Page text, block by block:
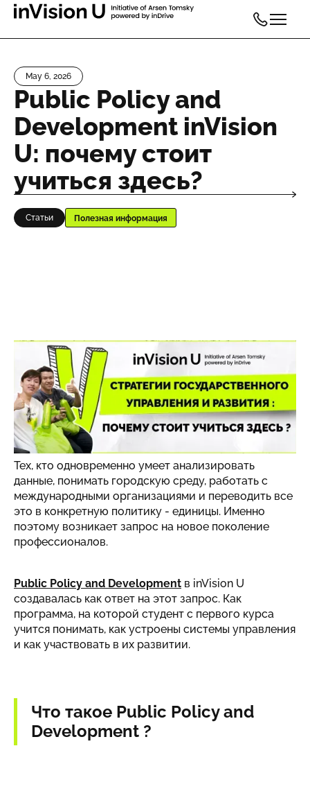
May 6, 2026
Public Policy and
Development inVision
U: почему стоит
учиться здесь?
Статьи Полезная информация
В Казахстане активно развивается система
государственного управления. Каждый год
появляются новые стратегии, программы развития,
концепции городского планирования. Все это
требует специалистов, которые умеют их
разрабатывать и воплощать в жизнь.
Тех, кто одновременно умеет анализировать
данные, понимать городскую среду, работать с
международными организациями и переводить все
это в конкретную политику - единицы. Именно
поэтому возникает запрос на новое поколение
профессионалов.
Public Policy and Development в inVision U
создавалась как ответ на этот запрос. Как
программа, на которой студент с первого курса
учится понимать, как устроены системы управления
и как участвовать в их развитии.
Что такое Public Policy and
Development ?